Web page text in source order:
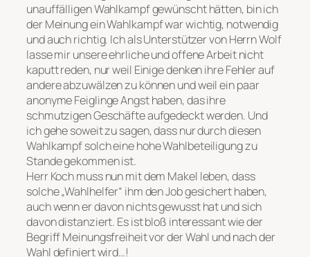
unauffälligen Wahlkampf gewünscht hätten, bin ich
der Meinung ein Wahlkampf war wichtig, notwendig
und auch richtig. Ich als Unterstützer von Herrn Wolf
lasse mir unsere ehrliche und offene Arbeit nicht
kaputt reden, nur weil Einige denken ihre Fehler auf
andere abzuwälzen zu können und weil ein paar
anonyme Feiglinge Angst haben, das ihre
schmutzigen Geschäfte aufgedeckt werden. Und
ich gehe soweit zu sagen, dass nur durch diesen
Wahlkampf solch eine hohe Wahlbeteiligung zu
Stande gekommen ist.
Herr Koch muss nun mit dem Makel leben, dass
solche „Wahlhelfer“ ihm den Job gesichert haben,
auch wenn er davon nichts gewusst hat und sich
davon distanziert. Es ist bloß interessant wie der
Begriff Meinungsfreiheit vor der Wahl und nach der
Wahl definiert wird…!